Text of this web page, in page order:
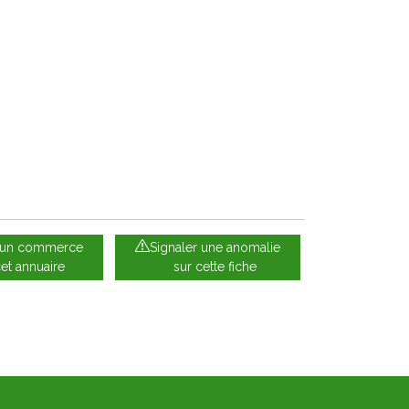
commerce
annuaire
Signaler une anomalie
sur cette fiche